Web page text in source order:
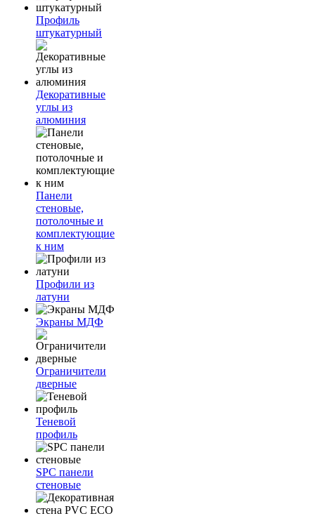
Профиль
штукатурный
Декоративные
углы из
алюминия
Панели
стеновые,
потолочные и
комплектующие
к ним
Профили из
латуни
Экраны МДФ
Ограничители
дверные
Теневой
профиль
SPC панели
стеновые